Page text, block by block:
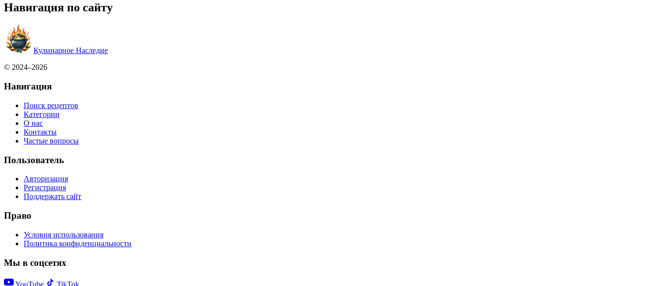
Навигация по сайту
Кулинарное Наследие
© 2024–2026
Навигация
Поиск рецептов
Категории
О нас
Контакты
Частые вопросы
Пользователь
Авторизация
Регистрация
Поддержать сайт
Право
Условия использования
Политика конфиденциальности
Мы в соцсетях